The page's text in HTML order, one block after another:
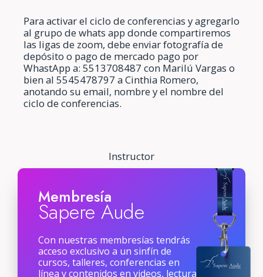
Instructor
Para activar el ciclo de conferencias y agregarlo
al grupo de whats app donde compartiremos
las ligas de zoom, debe enviar fotografía de
depósito o pago de mercado pago por
WhastApp a: 5513708487 con Marilú Vargas o
bien al 5545478797 a Cinthia Romero,
anotando su email, nombre y el nombre del
ciclo de conferencias.
Membresía
Sapere Aude
Con nuestras membresías tendrás
acceso exclusivo a un sinfín de
cursos, talleres, conferencias en
línea y contenidos en videos, lecturas